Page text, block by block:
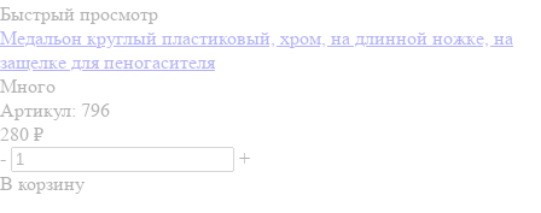
Быстрый просмотр
Медальон круглый пластиковый, хром, на длинной ножке, на
защелке для пеногасителя
Много
Артикул: 796
280 ₽
-
+
В корзину